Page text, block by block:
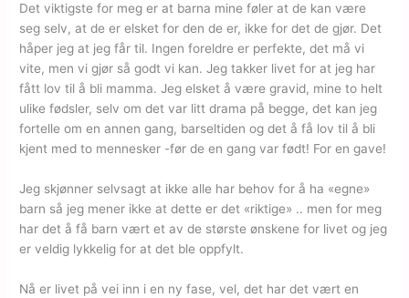
Det viktigste for meg er at barna mine føler at de kan være
seg selv, at de er elsket for den de er, ikke for det de gjør. Det
håper jeg at jeg får til. Ingen foreldre er perfekte, det må vi
vite, men vi gjør så godt vi kan. Jeg takker livet for at jeg har
fått lov til å bli mamma. Jeg elsket å være gravid, mine to helt
ulike fødsler, selv om det var litt drama på begge, det kan jeg
fortelle om en annen gang, barseltiden og det å få lov til å bli
kjent med to mennesker -før de en gang var født! For en gave!
Jeg skjønner selvsagt at ikke alle har behov for å ha «egne»
barn så jeg mener ikke at dette er det «riktige» .. men for meg
har det å få barn vært et av de største ønskene for livet og jeg
er veldig lykkelig for at det ble oppfylt.
Nå er livet på vei inn i en ny fase, vel, det har det vært en